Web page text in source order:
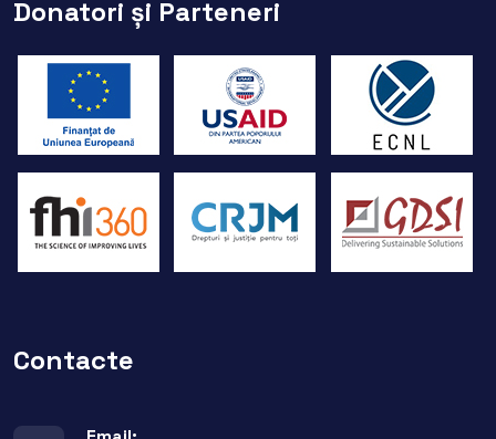
Donatori și Parteneri
Contacte